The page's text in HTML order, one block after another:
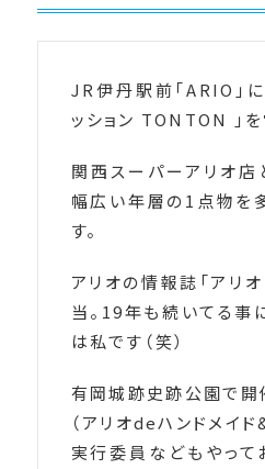
JR伊丹駅前「ARIO」
ッション TONTON 」を
関西スーパーアリオ店
幅広い年層の1点物を
す。
アリオの情報誌「アリ
当。19年も続いてる事
は私です（笑）
有岡城跡史跡公園で開
（アリオdeハンドメイド
実行委員などもやって